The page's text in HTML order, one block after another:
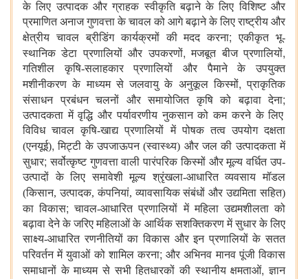
के लिए उत्पादक और ग्राहक स्वीकृति बढ़ाने के लिए विशिष्ट और
प्रमाणित अनाज गुणवत्ता के चावल को आगे बढ़ाने के लिए राष्ट्रीय और
क्षेत्रीय चावल ब्रीडिंग कार्यक्रमों की मदद करना; एकीकृत भू-
स्थानिक डेटा प्रणालियों और उपकरणों,मजबूत बीज प्रणालियों,
गतिशील कृषि-सलाहकार प्रणालियों और पैमाने के उपयुक्त
मशीनीकरण के माध्यम से जलवायु के अनुकूल किस्मों, प्राकृतिक
संसाधन प्रबंधन चलनों और समायोजित कृषि को बढ़ावा देना;
उत्पादकता में वृद्धि और पर्यावरणीय नुकसान को कम करने के लिए
विविध चावल कृषि-खाद्य प्रणालियों में पोषक तत्व उपयोग दक्षता
(एनयूई),मिट्टी के उपजाऊपन (स्वास्थ्य) और जल की उत्पादकता में
सुधार; सर्वोत्कृष्ट गुणवत्ता वाली पारंपरिक किस्मों और मूल्य वर्धित उप-
उत्पादों के लिए समावेशी मूल्य श्रृंखला-आधारित व्यवसाय मॉडल
(किसान, उत्पादक, कंपनियां, व्यावसायिक संबंधों और उद्यमिता सहित)
का विकास; चावल-आधारित प्रणालियों में महिला उद्यमशीलता को
बढ़ावा देने के जरिए महिलाओं के आर्थिक सशक्तिकरण में सुधार के लिए
साक्ष्य-आधारित रणनीतियों का विकास और इन प्रणालियों के सतत
परिवर्तन में युवाओं को शामिल करना; और अभिनव मानव पूंजी विकास
समाधानों के माध्यम से सभी हितधारकों की स्थानीय क्षमताओं, ज्ञान